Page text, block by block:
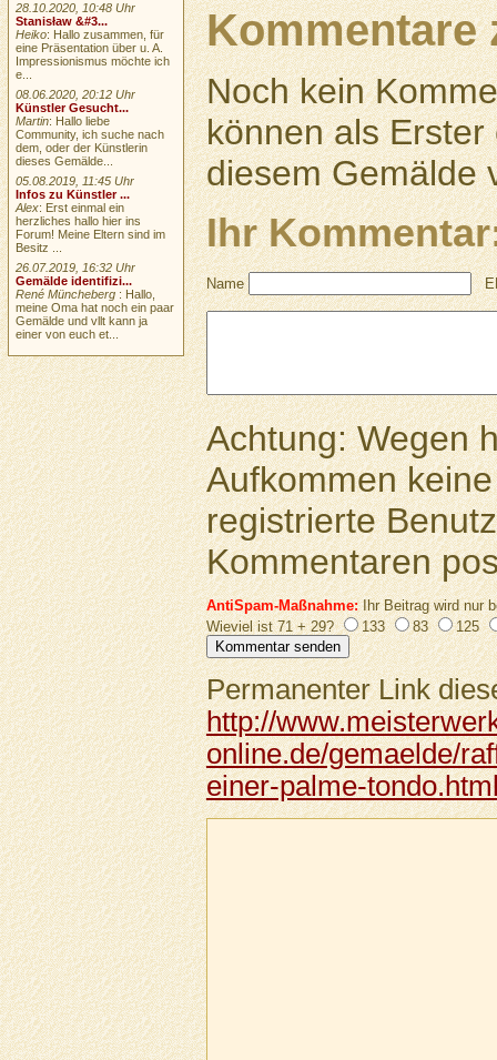
Kommentare
Noch kein
können als
diesem Gemälde
Ihr
Name
Achtung: Wegen
Aufkommen
registrierte
Kommentaren
AntiSpam-Maßnahme:Ihr Beitrag wird nur
Wieviel ist 71 + 29?
133 83 125
Permanenter Link
http://
online.de/gemaelde/
einer-palme-
28.10.2020, 10:48 Uhr
Stanisław &#3...
Heiko: Hallo zusammen, für
eine Präsentation über u. A.
Impressionismus möchte ich
e...
08.06.2020, 20:12 Uhr
Künstler Gesucht...
Martin: Hallo liebe
Community, ich suche nach
dem, oder der Künstlerin
dieses Gemälde...
05.08.2019, 11:45 Uhr
Infos zu Künstler ...
Alex: Erst einmal ein
herzliches hallo hier ins
Forum! Meine Eltern sind im
Besitz ...
26.07.2019, 16:32 Uhr
Gemälde identifizi...
René Müncheberg : Hallo,
meine Oma hat noch ein paar
Gemälde und vllt kann ja
einer von euch et...